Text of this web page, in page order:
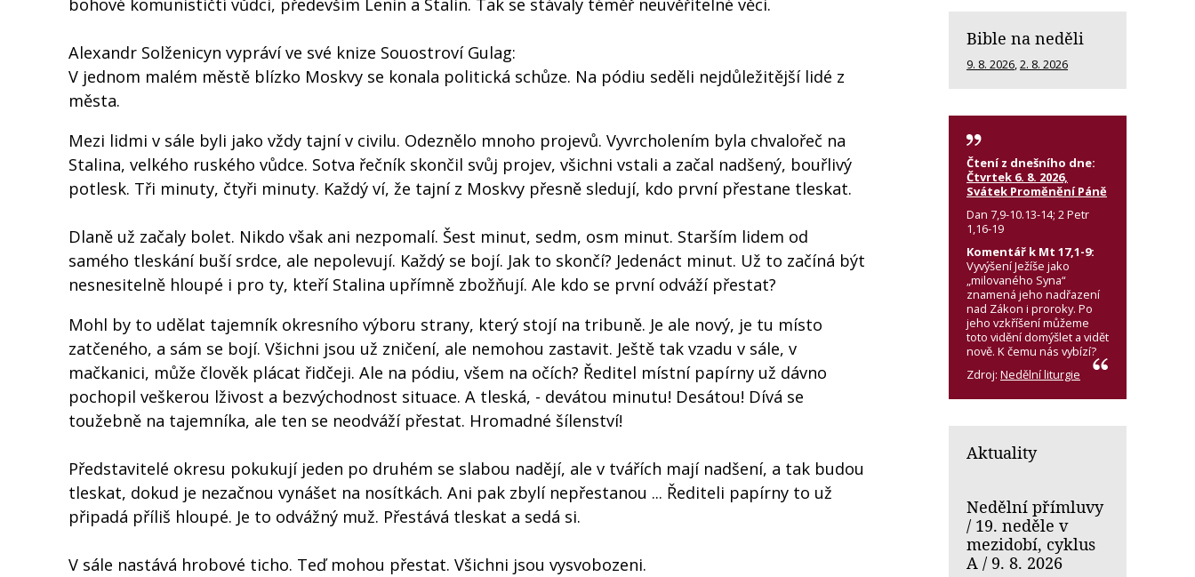
Alexandr Solženicyn vypráví ve své knize Souostroví Gulag:
V jednom malém městě blízko Moskvy se konala politická schůze. Na pódiu seděli nejdůležitější lidé z
města.
Mezi lidmi v sále byli jako vždy tajní v civilu. Odeznělo mnoho projevů. Vyvrcholením byla chvalořeč na
Stalina, velkého ruského vůdce. Sotva řečník skončil svůj projev, všichni vstali a začal nadšený, bouřlivý
potlesk. Tři minuty, čtyři minuty. Každý ví, že tajní z Moskvy přesně sledují, kdo první přestane tleskat.
Dlaně už začaly bolet. Nikdo však ani nezpomalí. Šest minut, sedm, osm minut. Starším lidem od
samého tleskání buší srdce, ale nepolevují. Každý se bojí. Jak to skončí? Jedenáct minut. Už to začíná být
nesnesitelně hloupé i pro ty, kteří Stalina upřímně zbožňují. Ale kdo se první odváží přestat?
Mohl by to udělat tajemník okresního výboru strany, který stojí na tribuně. Je ale nový, je tu místo
zatčeného, a sám se bojí. Všichni jsou už zničení, ale nemohou zastavit. Ještě tak vzadu v sále, v
mačkanici, může člověk plácat řidčeji. Ale na pódiu, všem na očích? Ředitel místní papírny už dávno
pochopil veškerou lživost a bezvýchodnost situace. A tleská, - devátou minutu! Desátou! Dívá se
toužebně na tajemníka, ale ten se neodváží přestat. Hromadné šílenství!
Představitelé okresu pokukují jeden po druhém se slabou nadějí, ale v tvářích mají nadšení, a tak budou
tleskat, dokud je nezačnou vynášet na nosítkách. Ani pak zbylí nepřestanou ... Řediteli papírny to už
připadá příliš hloupé. Je to odvážný muž. Přestává tleskat a sedá si.
V sále nastává hrobové ticho. Teď mohou přestat. Všichni jsou vysvobozeni.
Bible na neděli
9. 8. 2026 2. 8. 2026
Čtení z dnešního dne:
Čtvrtek 6. 8. 2026,
Svátek Proměnění Páně
Dan 7,9-10.13-14; 2 Petr
1,16-19
Komentář k Mt 17,1-9:
Vyvýšení Ježíše jako
„milovaného Syna“
znamená jeho nadřazení
nad Zákon i proroky. Po
jeho vzkříšení můžeme
toto vidění domýšlet a vidět
nově. K čemu nás vybízí?
Zdroj: Nedělní liturgie
Aktuality
Nedělní přímluvy
/ 19. neděle v
mezidobí, cyklus
A / 9. 8. 2026